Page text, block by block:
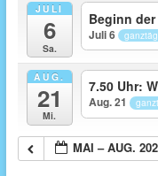
JULI
6
Sa.
Beginn
Juli 6
AUG.
21
Mi.
7.50 Uhr:
Aug. 21
MAI – AUG.